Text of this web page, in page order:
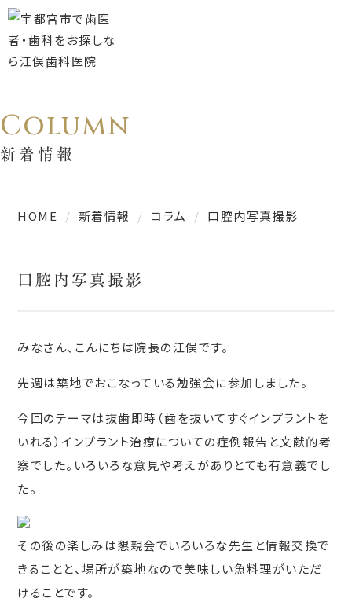
Column
新着情報
HOME 新着情報 コラム 口腔内写真撮影
口腔内写真撮影
みなさん、こんにちは院長の江俣です。
先週は築地でおこなっている勉強会に参加しました。
今回のテーマは抜歯即時（歯を抜いてすぐインプラントを
いれる）インプラント治療についての症例報告と文献的考
察でした。いろいろな意見や考えがありとても有意義でし
た。
その後の楽しみは懇親会でいろいろな先生と情報交換で
きることと、場所が築地なので美味しい魚料理がいただ
けることです。